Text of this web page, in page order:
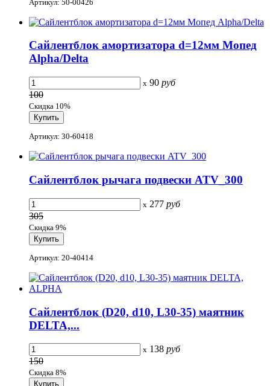
Артикул: 50-00426
Сайлентблок амортизатора d=12мм Мопед
Alpha/Delta
x 90 руб
100
Скидка 10%
Артикул: 30-60418
Сайлентблок рычага подвески ATV_300
x 277 руб
305
Скидка 9%
Артикул: 20-40414
Сайлентблок (D20, d10, L30-35) маятник
DELTA,...
x 138 руб
150
Скидка 8%